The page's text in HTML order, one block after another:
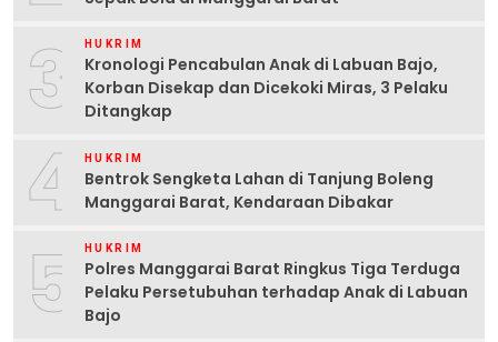
3 HUKRIM
Kronologi Pencabulan Anak di Labuan Bajo,
Korban Disekap dan Dicekoki Miras, 3 Pelaku
Ditangkap
4 HUKRIM
Bentrok Sengketa Lahan di Tanjung Boleng
Manggarai Barat, Kendaraan Dibakar
5 HUKRIM
Polres Manggarai Barat Ringkus Tiga Terduga
Pelaku Persetubuhan terhadap Anak di Labuan
Bajo